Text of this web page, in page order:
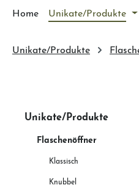
Home Unikate/Produkte
Unikate/Produkte
Unikate/Produkte
Flaschenöffner
Klassisch
Knubbel